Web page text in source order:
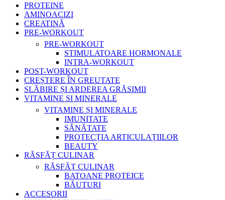
PROTEINE
AMINOACIZI
CREATINĂ
PRE-WORKOUT
PRE-WORKOUT
STIMULATOARE HORMONALE
INTRA-WORKOUT
POST-WORKOUT
CREȘTERE ÎN GREUTATE
SLĂBIRE ȘI ARDEREA GRĂSIMII
VITAMINE SI MINERALE
VITAMINE ȘI MINERALE
IMUNITATE
SĂNĂTATE
PROTECȚIA ARTICULAȚIILOR
BEAUTY
RĂSFĂȚ CULINAR
RĂSFĂȚ CULINAR
BATOANE PROTEICE
BĂUTURI
ACCESORII